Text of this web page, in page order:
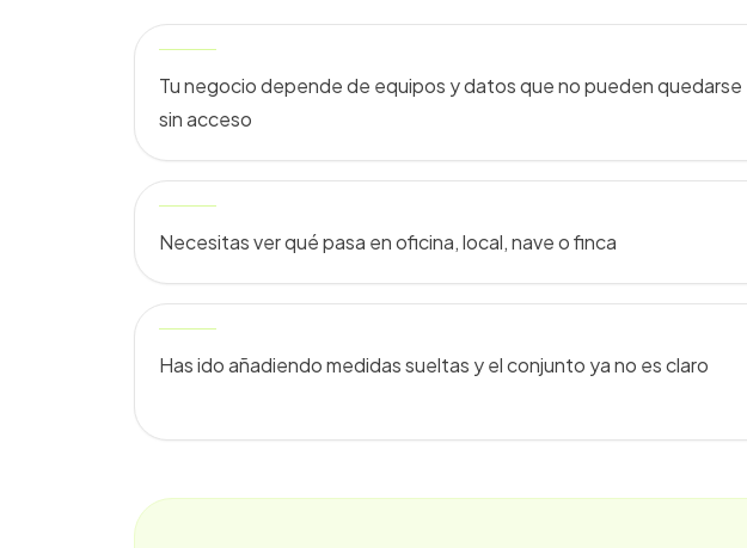
Tu negocio depende de equipos y datos que no pueden quedarse
sin acceso
Necesitas ver qué pasa en oficina, local, nave o finca
Has ido añadiendo medidas sueltas y el conjunto ya no es claro